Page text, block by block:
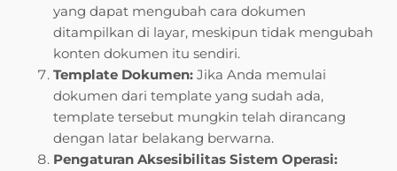
yang dapat mengubah cara dokumen
ditampilkan di layar, meskipun tidak mengubah
konten dokumen itu sendiri.
Template Dokumen: Jika Anda memulai
dokumen dari template yang sudah ada,
template tersebut mungkin telah dirancang
dengan latar belakang berwarna.
Pengaturan Aksesibilitas Sistem Operasi: